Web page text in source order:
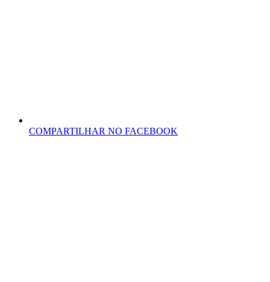
COMPARTILHAR NO FACEBOOK